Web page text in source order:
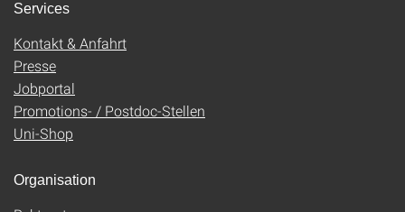
Services
Kontakt & Anfahrt
Presse
Jobportal
Promotions- / Postdoc-Stellen
Uni-Shop
Organisation